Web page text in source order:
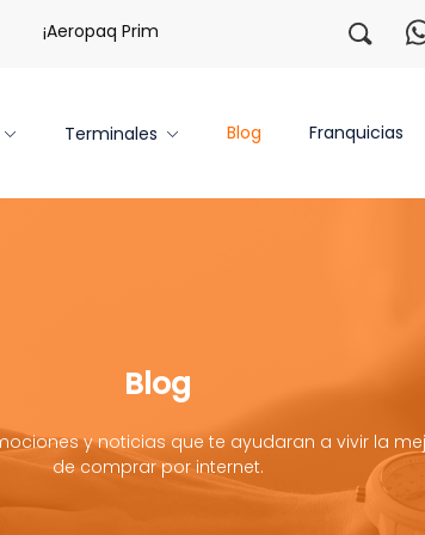
¡Aeropaq Prime TE DA MÁS! ¡Regístrate
Terminales Blog Franquicias
Blog
y noticias que te ayudaran a vivir la
de comprar por internet.